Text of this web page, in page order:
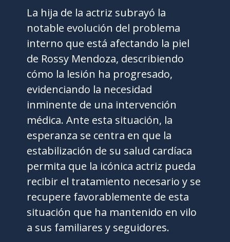
La hija de la actriz subrayó la
notable evolución del problema
interno que está afectando la piel
de Rossy Mendoza, describiendo
cómo la lesión ha progresado,
evidenciando la necesidad
inminente de una intervención
médica. Ante esta situación, la
esperanza se centra en que la
estabilización de su salud cardíaca
permita que la icónica actriz pueda
recibir el tratamiento necesario y se
recupere favorablemente de esta
situación que ha mantenido en vilo
a sus familiares y seguidores.